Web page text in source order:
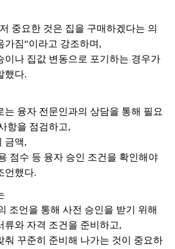
중요한 것은 집을 구매하겠다는 의
가짐“이라고 강조하며 ,
이나 집값 변동으로 포기하는 경우가
했다.
는 융자 전문인과의 상담을 통해 필요
항을 점검하고,
금액,
점수 등 융자 승인 조건을 확인해야
언했다.
조언을 통해 사전 승인을 받기
위해
류와 자격 조건을 준비하고,
춰 꾸준히 준비해 나가는 것이
중요하